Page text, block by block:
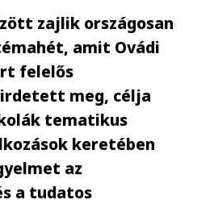
zajlik országosan
amit Ovádi
felelős
meg, célja
tematikus
keretében
az
a tudatos